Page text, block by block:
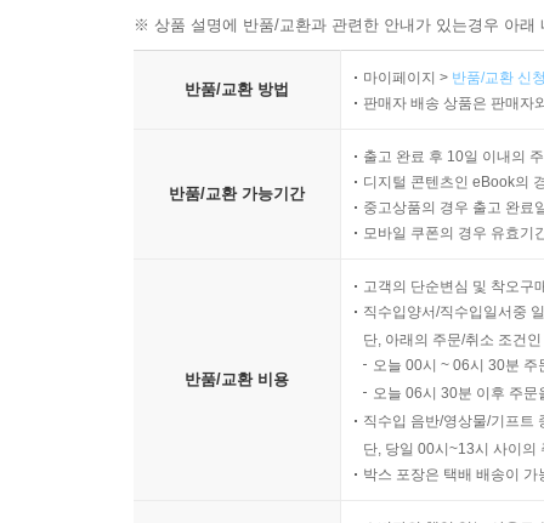
※ 상품 설명에 반품/교환과 관련한 안내가 있는경우 아
반품/교환 방법
마이페이지 > 반품/교환 신
판매자 배송 상품은 판매자
반품/교환 가능기간
출고 완료 후 10일 이내의
디지털 콘텐츠인 eBook의
중고상품의 경우 출고 완료
모바일 쿠폰의 경우 유효기
반품/교환 비용
고객의 단순변심 및 착오구
직수입양서/직수입일서중
단, 아래의 주문/취소 조건
오늘 00시 ~ 06시 30분
오늘 06시 30분 이후 주
직수입 음반/영상물/기프트
단, 당일 00시~13시 사이의
박스 포장은 택배 배송이